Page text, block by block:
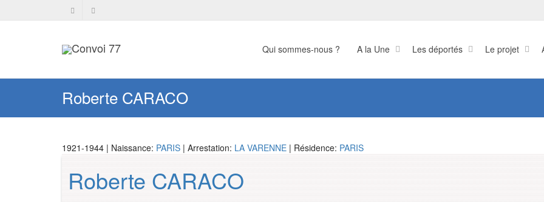
Qui sommes-nous ? A la Une Les déportés Le projet
Roberte CARACO
1921-1944 | Naissance: PARIS | Arrestation: LA VARENNE | Résidence: PARIS
Roberte CARACO